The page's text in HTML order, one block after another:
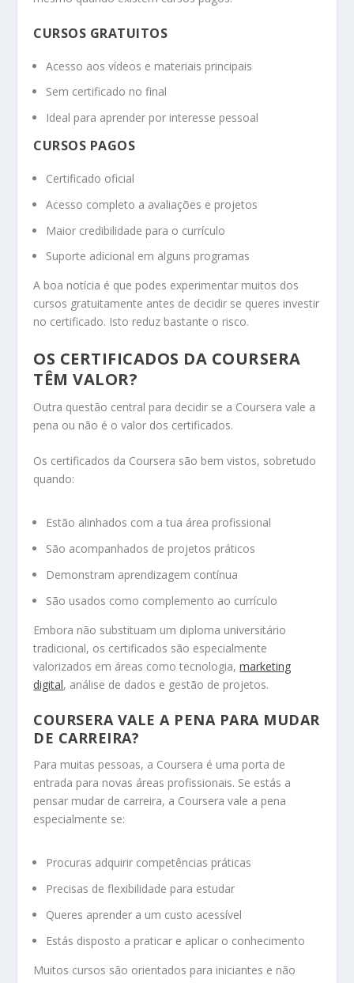
CURSOS GRATUITOS
Acesso aos vídeos e materiais principais
Sem certificado no final
Ideal para aprender por interesse pessoal
CURSOS PAGOS
Certificado oficial
Acesso completo a avaliações e projetos
Maior credibilidade para o currículo
Suporte adicional em alguns programas
A boa notícia é que podes experimentar muitos dos
cursos gratuitamente antes de decidir se queres investir
no certificado. Isto reduz bastante o risco.
OS CERTIFICADOS DA COURSERA
TÊM VALOR?
Outra questão central para decidir se a Coursera vale a
pena ou não é o valor dos certificados.
Os certificados da Coursera são bem vistos, sobretudo
quando:
Estão alinhados com a tua área profissional
São acompanhados de projetos práticos
Demonstram aprendizagem contínua
São usados como complemento ao currículo
Embora não substituam um diploma universitário
tradicional, os certificados são especialmente
valorizados em áreas como tecnologia,marketing
digital, análise de dados e gestão de projetos.
COURSERA VALE A PENA PARA MUDAR
DE CARREIRA?
Para muitas pessoas, a Coursera é uma porta de
entrada para novas áreas profissionais. Se estás a
pensar mudar de carreira, a Coursera vale a pena
especialmente se:
Procuras adquirir competências práticas
Precisas de flexibilidade para estudar
Queres aprender a um custo acessível
Estás disposto a praticar e aplicar o conhecimento
Muitos cursos são orientados para iniciantes e não